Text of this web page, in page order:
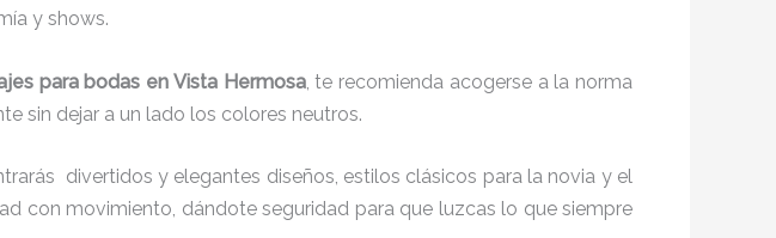
y shows.
para bodas en Vista Hermosa, te recomienda acogerse a la norma
sin dejar a un lado los colores neutros.
divertidos y elegantes diseños, estilos clásicos para la novia y el
con movimiento, dándote seguridad para que luzcas lo que siempre